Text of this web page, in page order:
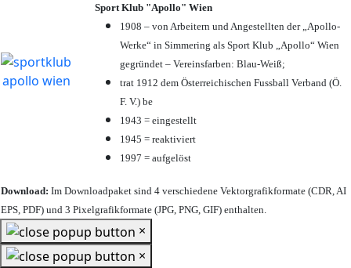
Sport Klub "Apollo" Wien
1908 – von Arbeitern und Angestellten der „Apollo-
Werke“ in Simmering als Sport Klub „Apollo“ Wien
gegründet – Vereinsfarben: Blau-Weiß;
trat 1912 dem Österreichischen Fussball Verband (Ö.
F. V.) be
1943 = eingestellt
1945 = reaktiviert
1997 = aufgelöst
Download: Im Downloadpaket sind 4 verschiedene Vektorgrafikformate (CDR, AI
EPS, PDF) und 3 Pixelgrafikformate (JPG, PNG, GIF) enthalten.
×
×